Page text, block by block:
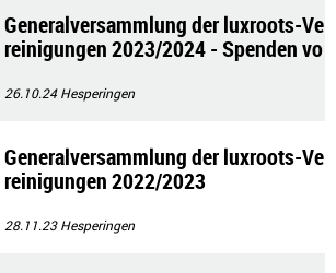
Generalversammlung der luxroots-Ve
reinigungen 2023/2024 - Spenden vo
26.10.24Hesperingen
Generalversammlung der luxroots-Ve
reinigungen 2022/2023
28.11.23Hesperingen